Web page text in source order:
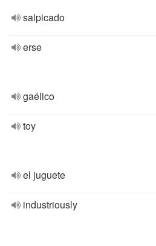
salpicado
erse
gaélico
toy
el juguete
industriously